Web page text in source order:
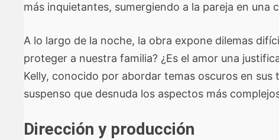
más inquietantes, sumergiendo a la pareja en una
A lo largo de la noche, la obra expone dilemas
proteger a nuestra familia? ¿Es el amor una
Kelly, conocido por abordar temas oscuros en
suspenso que desnuda los aspectos más
Dirección y producción